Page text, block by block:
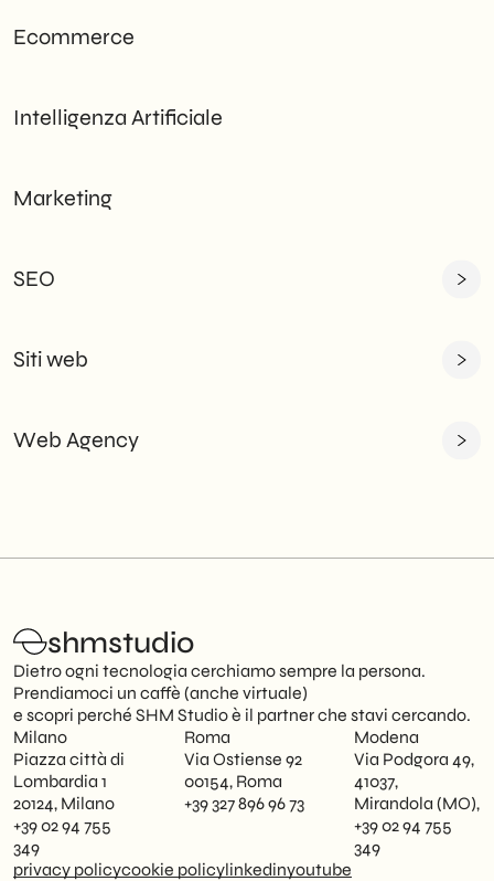
Ecommerce
Intelligenza Artificiale
Marketing
SEO
Siti web
Web Agency
shmstudio
Dietro ogni tecnologia cerchiamo sempre la persona.
Prendiamoci un caffè (anche virtuale)
e scopri perché SHM Studio è il partner che stavi cercando.
Milano
Piazza città di
Lombardia 1
20124, Milano
+39 02 94 755
349
Roma
Via Ostiense 92
00154, Roma
+39 327 896 96 73
Modena
Via Podgora 49,
41037,
Mirandola (MO),
+39 02 94 755
349
privacy policycookie policylinkedinyoutube